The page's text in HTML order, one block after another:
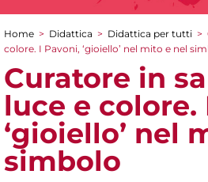
Tu sei qui
Home > Didattica > Didattica per tutti >
colore. I Pavoni, ‘gioiello’ nel mito e nel
Curatore in
luce e colore.
‘gioiello’ nel
simbolo